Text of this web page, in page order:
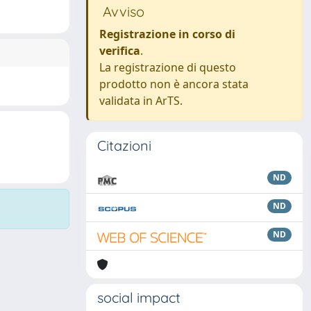
Avviso
Registrazione in corso di
verifica.
La registrazione di questo
prodotto non è ancora stata
validata in ArTS.
Citazioni
ND
ND
ND
social impact